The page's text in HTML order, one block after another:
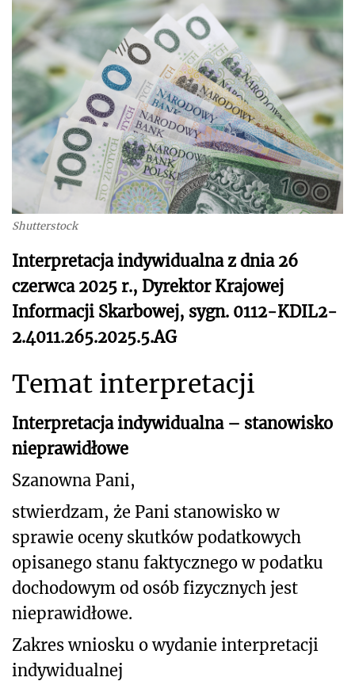
Shutterstock
Interpretacja indywidualna z dnia 26
czerwca 2025 r., Dyrektor Krajowej
Informacji Skarbowej, sygn. 0112-KDIL2-
2.4011.265.2025.5.AG
Temat interpretacji
Interpretacja indywidualna – stanowisko
nieprawidłowe
Szanowna Pani,
stwierdzam, że Pani stanowisko w
sprawie oceny skutków podatkowych
opisanego stanu faktycznego w podatku
dochodowym od osób fizycznych jest
nieprawidłowe.
Zakres wniosku o wydanie interpretacji
indywidualnej